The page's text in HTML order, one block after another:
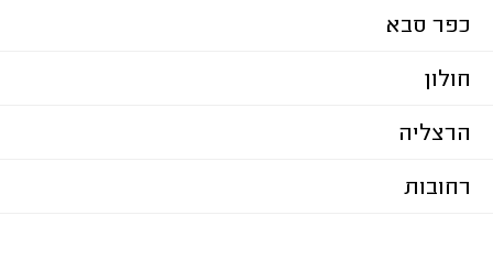
כפר סבא
חולון
הרצליה
רחובות